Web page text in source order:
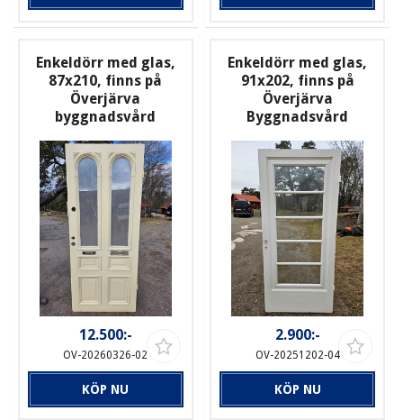
Enkeldörr med glas,
87x210, finns på
Överjärva
byggnadsvård
12.500:-
OV-20260326-02
KÖP NU
Enkeldörr med glas,
91x202, finns på
Överjärva
Byggnadsvård
2.900:-
OV-20251202-04
KÖP NU